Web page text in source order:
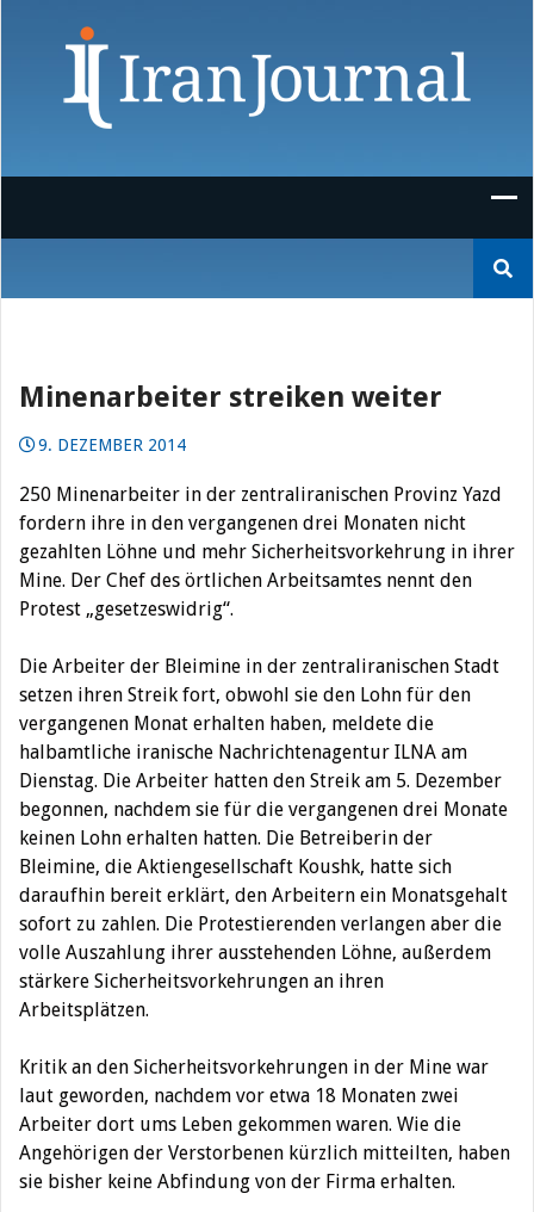
nach:
Minenarbeiter streiken weiter
9. DEZEMBER 2014
250 Minenarbeiter in der zentraliranischen Provinz Yazd
fordern ihre in den vergangenen drei Monaten nicht
gezahlten Löhne und mehr Sicherheitsvorkehrung in ihrer
Mine. Der Chef des örtlichen Arbeitsamtes nennt den
Protest „gesetzeswidrig“.
Die Arbeiter der Bleimine in der zentraliranischen Stadt
setzen ihren Streik fort, obwohl sie den Lohn für den
vergangenen Monat erhalten haben, meldete die
halbamtliche iranische Nachrichtenagentur ILNA am
Dienstag. Die Arbeiter hatten den Streik am 5. Dezember
begonnen, nachdem sie für die vergangenen drei Monate
keinen Lohn erhalten hatten. Die Betreiberin der
Bleimine, die Aktiengesellschaft Koushk, hatte sich
daraufhin bereit erklärt, den Arbeitern ein Monatsgehalt
sofort zu zahlen. Die Protestierenden verlangen aber die
volle Auszahlung ihrer ausstehenden Löhne, außerdem
stärkere Sicherheitsvorkehrungen an ihren
Arbeitsplätzen.
Kritik an den Sicherheitsvorkehrungen in der Mine war
laut geworden, nachdem vor etwa 18 Monaten zwei
Arbeiter dort ums Leben gekommen waren. Wie die
Angehörigen der Verstorbenen kürzlich mitteilten, haben
sie bisher keine Abfindung von der Firma erhalten.